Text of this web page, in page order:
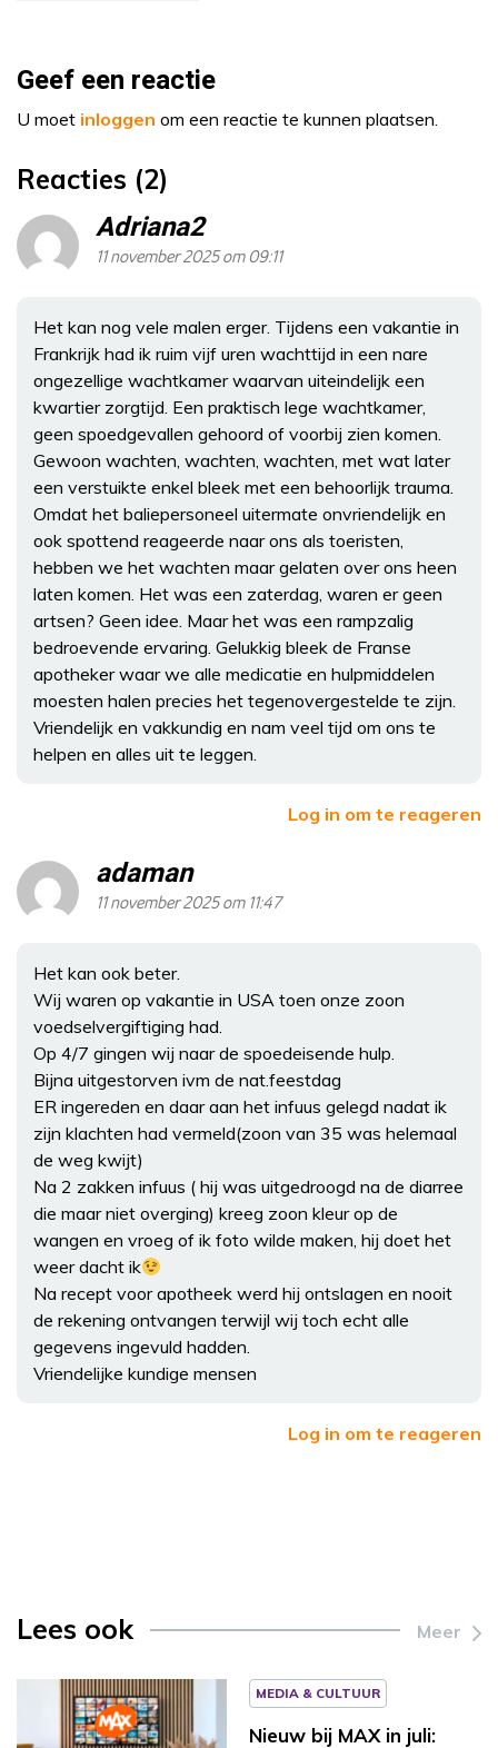
Geef een reactie
U moet inloggen om een reactie te kunnen plaatsen.
Reacties (2)
Adriana2
11 november 2025 om 09:11
Het kan nog vele malen erger. Tijdens een vakantie in
Frankrijk had ik ruim vijf uren wachttijd in een nare
ongezellige wachtkamer waarvan uiteindelijk een
kwartier zorgtijd. Een praktisch lege wachtkamer,
geen spoedgevallen gehoord of voorbij zien komen.
Gewoon wachten, wachten, wachten, met wat later
een verstuikte enkel bleek met een behoorlijk trauma.
Omdat het baliepersoneel uitermate onvriendelijk en
ook spottend reageerde naar ons als toeristen,
hebben we het wachten maar gelaten over ons heen
laten komen. Het was een zaterdag, waren er geen
artsen? Geen idee. Maar het was een rampzalig
bedroevende ervaring. Gelukkig bleek de Franse
apotheker waar we alle medicatie en hulpmiddelen
moesten halen precies het tegenovergestelde te zijn.
Vriendelijk en vakkundig en nam veel tijd om ons te
helpen en alles uit te leggen.
Log in om te reageren
adaman
11 november 2025 om 11:47
Het kan ook beter.
Wij waren op vakantie in USA toen onze zoon
voedselvergiftiging had.
Op 4/7 gingen wij naar de spoedeisende hulp.
Bijna uitgestorven ivm de nat.feestdag
ER ingereden en daar aan het infuus gelegd nadat ik
zijn klachten had vermeld(zoon van 35 was helemaal
de weg kwijt)
Na 2 zakken infuus ( hij was uitgedroogd na de diarree
die maar niet overging) kreeg zoon kleur op de
wangen en vroeg of ik foto wilde maken, hij doet het
weer dacht ik
Na recept voor apotheek werd hij ontslagen en nooit
de rekening ontvangen terwijl wij toch echt alle
gegevens ingevuld hadden.
Vriendelijke kundige mensen
Log in om te reageren
Lees ook Meer
MEDIA & CULTUUR
Nieuw bij MAX in juli: